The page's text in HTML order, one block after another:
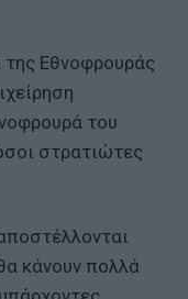
Εθνοφρουράς
του
στρατιώτες
κάνουν πολλά